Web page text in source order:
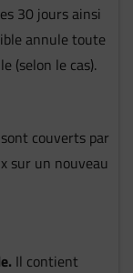
30 jours ainsi
annule toute
(selon le cas).
couverts par
sur un nouveau
Il contient